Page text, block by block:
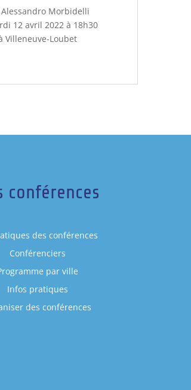
Morbidelli
12 avril 2022 à 18h30
Villeneuve-Loubet
conférences
des conférences
Conférenciers
par ville
Infos pratiques
des conférences